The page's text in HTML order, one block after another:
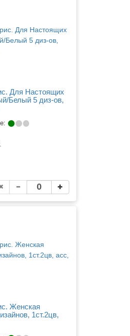
Для Настоящих
Белый 5 диз-ов,
Женская
1ст.2цв,